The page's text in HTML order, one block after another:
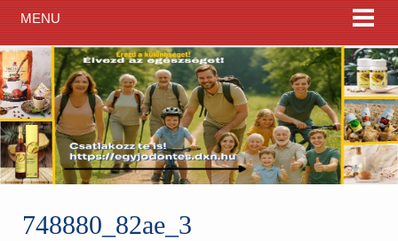
MENU
748880_82ae_3